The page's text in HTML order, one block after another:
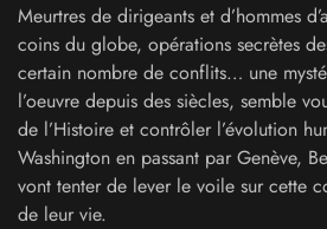
Meurtres de dirigeants et d’hommes
coins du globe, opérations secrètes
certain nombre de conflits… une
l’oeuvre depuis des siècles, semble
de l’Histoire et contrôler l’évolution
Washington en passant par Genève,
vont tenter de lever le voile sur cette
de leur vie.